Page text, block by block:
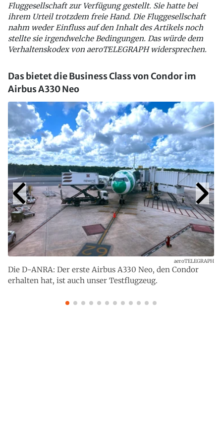
Fluggesellschaft zur Verfügung gestellt. Sie hatte bei
ihrem Urteil trotzdem freie Hand. Die Fluggesellschaft
nahm weder Einfluss auf den Inhalt des Artikels noch
stellte sie irgendwelche Bedingungen. Das würde dem
Verhaltenskodex von aeroTELEGRAPH widersprechen.
Das bietet die Business Class von Condor im
Airbus A330 Neo
Die D-ANRA: Der erste Airbus A330 Neo, den Condor
erhalten hat, ist auch unser Testflugzeug.
aeroTELEGRAPH